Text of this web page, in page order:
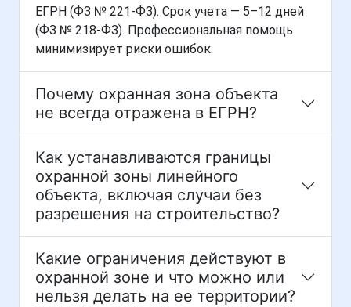
ЕГРН (ФЗ № 221-ФЗ). Срок учета — 5–12 дней
(ФЗ № 218-ФЗ). Профессиональная помощь
минимизирует риски ошибок.
Почему охранная зона объекта
не всегда отражена в ЕГРН?
Как устанавливаются границы
охранной зоны линейного
объекта, включая случаи без
разрешения на строительство?
Какие ограничения действуют в
охранной зоне и что можно или
нельзя делать на ее территории?